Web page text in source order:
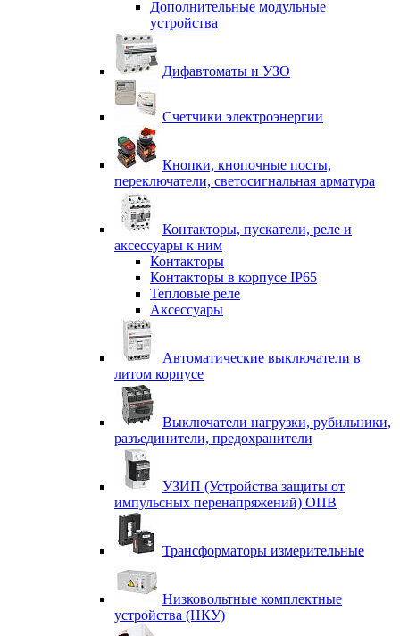
Дополнительные модульные
устройства
Дифавтоматы и УЗО
Счетчики электроэнергии
Кнопки, кнопочные посты,
переключатели, светосигнальная арматура
Контакторы, пускатели, реле и
аксессуары к ним
Контакторы
Контакторы в корпусе IP65
Тепловые реле
Аксессуары
Автоматические выключатели в
литом корпусе
Выключатели нагрузки, рубильники,
разъединители, предохранители
УЗИП (Устройства защиты от
импульсных перенапряжений) ОПВ
Трансформаторы измерительные
Низковольтные комплектные
устройства (НКУ)